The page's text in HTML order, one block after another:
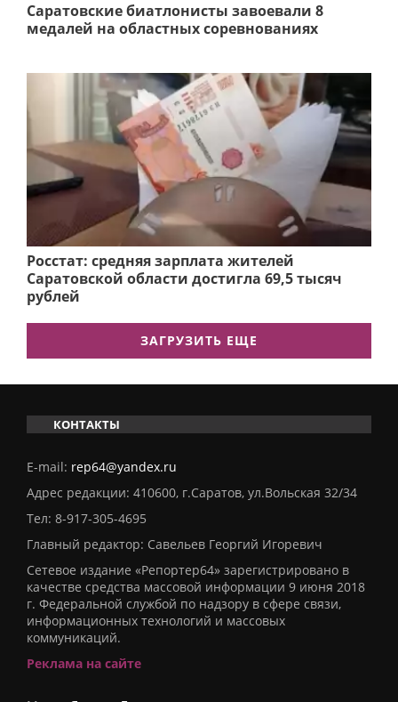
Саратовские биатлонисты завоевали 8
медалей на областных соревнованиях
Росстат: средняя зарплата жителей
Саратовской области достигла 69,5 тысяч
рублей
ЗАГРУЗИТЬ ЕЩЕ
КОНТАКТЫ
E-mail: rep64@yandex.ru
Адрес редакции: 410600, г.Саратов, ул.Вольская 32/34
Тел: 8-917-305-4695
Главный редактор: Савельев Георгий Игоревич
Сетевое издание «Репортер64» зарегистрировано в
качестве средства массовой информации 9 июня 2018
г. Федеральной службой по надзору в сфере связи,
информационных технологий и массовых
коммуникаций.
Реклама на сайте